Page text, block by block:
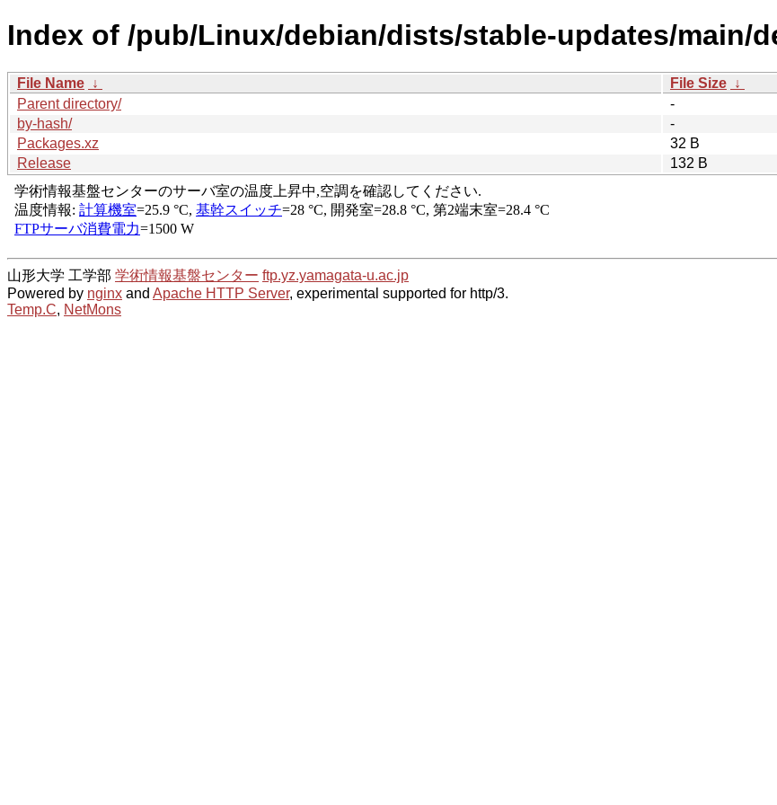
Index of /pub/Linux/debian/dists/stable-updates/main/
File Name ↓ File Size ↓
Parent directory/
-
by-hash/
-
Packages.xz
32 B
Release
132 B
山形大学 工学部 学術情報基盤センター ftp.yz.yamagata-u.ac.jp
Powered by nginx and Apache HTTP Server, experimental supported for http/3.
Temp.C, NetMons